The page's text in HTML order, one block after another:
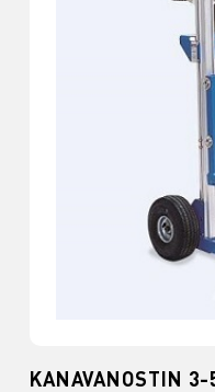
KANAVANOSTIN 3-